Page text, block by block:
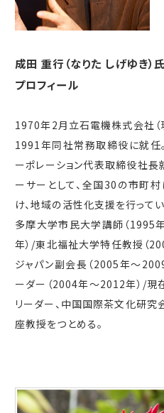
成田 重行（なりた しげゆき）氏
プロフィール
1970年2月立石電機株式会社（
1991年同社常務取締役に就任
ーポレーション代表取締役社長
ーサーとして、全国30の市町
け、地域の活性化支援を行ってい
多摩大学市民大学講師（1995
年）/東北福祉大学特任教授（
ジャパン副会長（2005年～
ーダー（2004年～2012年）/現
リーダー、中国国際茶文化研
座教授をつとめる。